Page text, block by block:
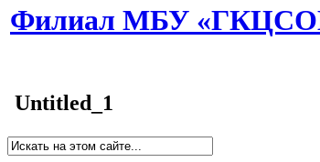
Филиал МБУ
Untitled_1